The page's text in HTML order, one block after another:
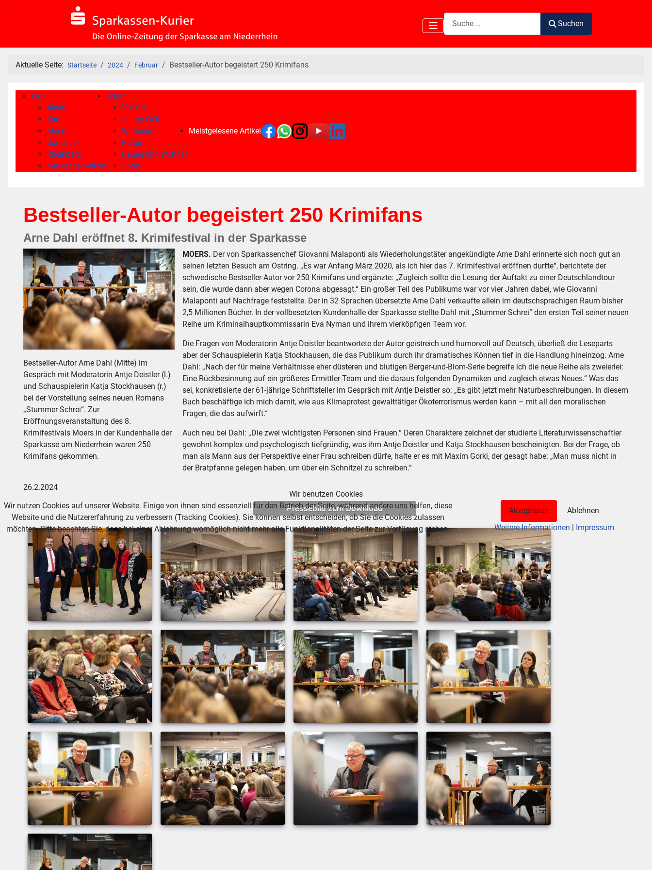
Suchen
Suchen
Aktuelle Seite: Startseite 2024 Februar Bestseller-Autor begeistert 250 Krimifans
Wo?
Alpen
Xanten
Moers
Sonsbeck
Rheinberg
Neukirchen-Vluyn
Was?
Vor Ort
Junge Welt
Wirtschaft
Kultur
Bauen und Wohnen
Sport
Meistgelesene Artikel
Bestseller-Autor begeistert 250 Krimifans
Arne Dahl eröffnet 8. Krimifestival in der Sparkasse
Bestseller-Autor Arne Dahl (Mitte) im
Gespräch mit Moderatorin Antje Deistler (l.)
und Schauspielerin Katja Stockhausen (r.)
bei der Vorstellung seines neuen Romans
„Stummer Schrei“. Zur
Eröffnungsveranstaltung des 8.
Krimifestivals Moers in der Kundenhalle der
Sparkasse am Niederrhein waren 250
Krimifans gekommen.
MOERS. Der von Sparkassenchef Giovanni Malaponti als Wiederholungstäter angekündigte Arne Dahl erinnerte sich noch gut an
seinen letzten Besuch am Ostring. „Es war Anfang März 2020, als ich hier das 7. Krimifestival eröffnen durfte“, berichtete der
schwedische Bestseller-Autor vor 250 Krimifans und ergänzte: „Zugleich sollte die Lesung der Auftakt zu einer Deutschlandtour
sein, die wurde dann aber wegen Corona abgesagt.“ Ein großer Teil des Publikums war vor vier Jahren dabei, wie Giovanni
Malaponti auf Nachfrage feststellte. Der in 32 Sprachen übersetzte Arne Dahl verkaufte allein im deutschsprachigen Raum bisher
2,5 Millionen Bücher. In der vollbesetzten Kundenhalle der Sparkasse stellte Dahl mit „Stummer Schrei“ den ersten Teil seiner neuen
Reihe um Kriminalhauptkommissarin Eva Nyman und ihrem vierköpfigen Team vor.
Die Fragen von Moderatorin Antje Deistler beantwortete der Autor geistreich und humorvoll auf Deutsch, überließ die Leseparts
aber der Schauspielerin Katja Stockhausen, die das Publikum durch ihr dramatisches Können tief in die Handlung hineinzog. Arne
Dahl: „Nach der für meine Verhältnisse eher düsteren und blutigen Berger-und-Blom-Serie begreife ich die neue Reihe als zweierlei:
Eine Rückbesinnung auf ein größeres Ermittler-Team und die daraus folgenden Dynamiken und zugleich etwas Neues.“ Was das
sei, konkretisierte der 61-jährige Schriftsteller im Gespräch mit Antje Deistler so: „Es gibt jetzt mehr Naturbeschreibungen. In diesem
Buch beschäftige ich mich damit, wie aus Klimaprotest gewalttätiger Ökoterrorismus werden kann – mit all den moralischen
Fragen, die das aufwirft.“
Auch neu bei Dahl: „Die zwei wichtigsten Personen sind Frauen.“ Deren Charaktere zeichnet der studierte Literaturwissenschaftler
gewohnt komplex und psychologisch tiefgründig, was ihm Antje Deistler und Katja Stockhausen bescheinigten. Bei der Frage, ob
man als Mann aus der Perspektive einer Frau schreiben dürfe, halte er es mit Maxim Gorki, der gesagt habe: „Man muss nicht in
der Bratpfanne gelegen haben, um über ein Schnitzel zu schreiben.“
26.2.2024
Pressebild zum Download
Wir benutzen Cookies
Wir nutzen Cookies auf unserer Website. Einige von ihnen sind essenziell für den Betrieb der Seite, während andere uns helfen, diese
Website und die Nutzererfahrung zu verbessern (Tracking Cookies). Sie können selbst entscheiden, ob Sie die Cookies zulassen
möchten. Bitte beachten Sie, dass bei einer Ablehnung womöglich nicht mehr alle Funktionalitäten der Seite zur Verfügung stehen.
Akzeptieren
Ablehnen
Weitere Informationen | Impressum